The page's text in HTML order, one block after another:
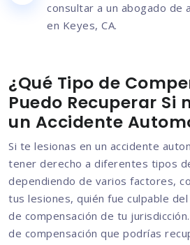
consultar a un abogado de
en Keyes, CA.
¿Qué Tipo de
Puedo Recuperar Si
un Accidente
Si te lesionas en un accidente
tener derecho a diferentes tipos
dependiendo de varios factores,
tus lesiones, quién fue culpable
de compensación de tu
de compensación que podrías